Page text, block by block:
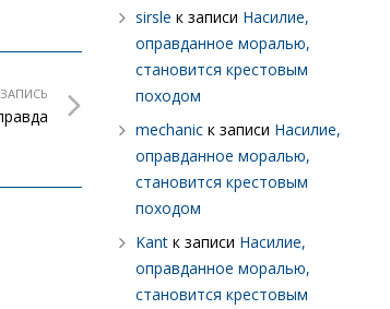
sirsle к записи Насилие,
оправданное моралью,
становится крестовым
походом
mechanic к записи Насилие,
оправданное моралью,
становится крестовым
походом
Kant к записи Насилие,
оправданное моралью,
становится крестовым